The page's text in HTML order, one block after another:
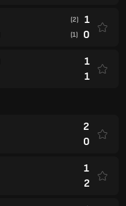
(2) 1
(1) 0
1
1
2
0
1
2